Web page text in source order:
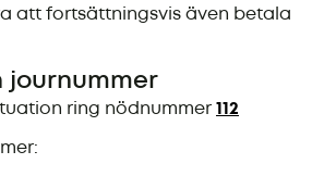
att fortsättningsvis även betala
journummer
ring nödnummer 112